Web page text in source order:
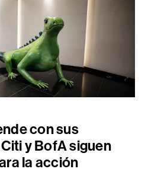
con sus
y BofA siguen
la acción